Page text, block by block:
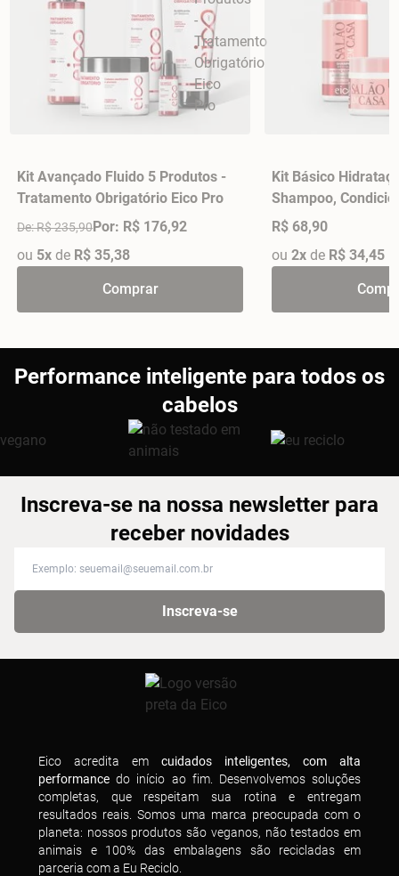
Kit Avançado Fluido 5 Produtos -
Tratamento Obrigatório Eico Pro
De: R$ 235,90Por: R$ 176,92
ou 5x de R$ 35,38
Comprar
Kit Básico
Shampoo,
Máscara 270gr -
R$ 68,90
ou2x de R$ 34,45
Performance inteligente para todos os
cabelos
Inscreva-se na nossa newsletter para
receber novidades
Inscreva-se
Eico acredita em cuidados inteligentes, com alta
performance do início ao fim. Desenvolvemos soluções
completas, que respeitam sua rotina e entregam
resultados reais. Somos uma marca preocupada com o
planeta: nossos produtos são veganos, não testados em
animais e 100% das embalagens são recicladas em
parceria com a Eu Reciclo.